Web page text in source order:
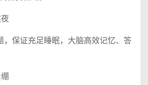
，保证充足睡眠，大脑高效记忆、答